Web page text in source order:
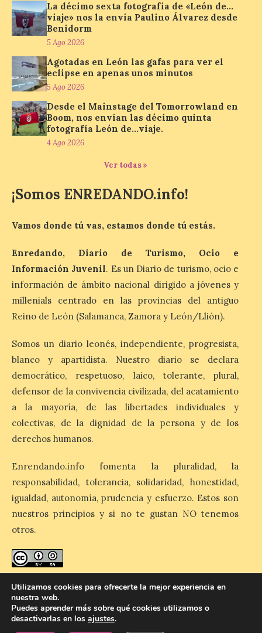
Un viaje a la Antigüedad:
el Museo del Prado
propone un recorrido por
obras de su Colección de
inspiración clásica
6 Ago 2026
Al hilo del estreno de La
Odisea de Christopher
Nolan. La pieza de vídeo
obras relacionadas con la
evocador tema de La […]
cancela la temporada de
fuentes de La Granja ante
la escasez de agua
espectáculos nocturnos
de la Fuente Baños de
Diana previstos para los
días 8, 15 y 22 de agosto,
así como al encendido extraordinario del
día 25. La reserva de agua en el estanque
El Descenso Internacional
homenaje a los campeones
y el izado de las banderas
autonómicas
6 Ago 2026
en 874 embarcaciones,
con representación de 22 países,
consolidando una vez más a la prueba
asturiana como una de las grandes
La décimo sexta fotografía de «León de…
viaje» nos la envía Paulino Álvarez desde
Benidorm
5 Ago 2026
Agotadas en León las gafas para ver el
eclipse en apenas unos minutos
5 Ago 2026
Desde el Mainstage del Tomorrowland en
Boom, nos envían las décimo quinta
fotografía León de…viaje.
4 Ago 2026
Ver todas »
¡Somos ENREDANDO.info!
Vamos donde tú vas, estamos donde tú estás.
Enredando, Diario de Turismo, Ocio e
Información Juvenil. Es un Diario de turismo, ocio e
información de ámbito nacional dirigido a jóvenes y
millenials centrado en las provincias del antiguo
Reino de León (Salamanca, Zamora y León/Llión).
Somos un diario leonés, independiente, progresista,
blanco y apartidista. Nuestro diario se declara
democrático, respetuoso, laico, tolerante, plural,
defensor de la convivencia civilizada, del acatamiento
a la mayoría, de las libertades individuales y
colectivas, de la dignidad de la persona y de los
derechos humanos.
Enrendando.info fomenta la pluralidad, la
responsabilidad, tolerancia, solidaridad, honestidad,
igualdad, autonomía, prudencia y esfuerzo. Estos son
nuestros principios y si no te gustan NO tenemos
otros.
Reconocimiento-CompartirIgual 4.0 Internacional
Utilizamos cookies para ofrecerte la mejor experiencia en
nuestra web.
Puedes aprender más sobre qué cookies utilizamos o
desactivarlas en los ajustes.